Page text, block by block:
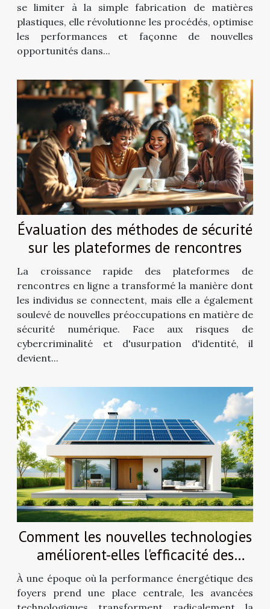
se limiter à la simple fabrication de matières
plastiques, elle révolutionne les procédés, optimise
les performances et façonne de nouvelles
opportunités dans...
Évaluation des méthodes de sécurité
sur les plateformes de rencontres
La croissance rapide des plateformes de
rencontres en ligne a transformé la manière dont
les individus se connectent, mais elle a également
soulevé de nouvelles préoccupations en matière de
sécurité numérique. Face aux risques de
cybercriminalité et d'usurpation d'identité, il
devient...
Comment les nouvelles technologies
améliorent-elles l'efficacité des
installations énergétiques
domestiques ?
À une époque où la performance énergétique des
foyers prend une place centrale, les avancées